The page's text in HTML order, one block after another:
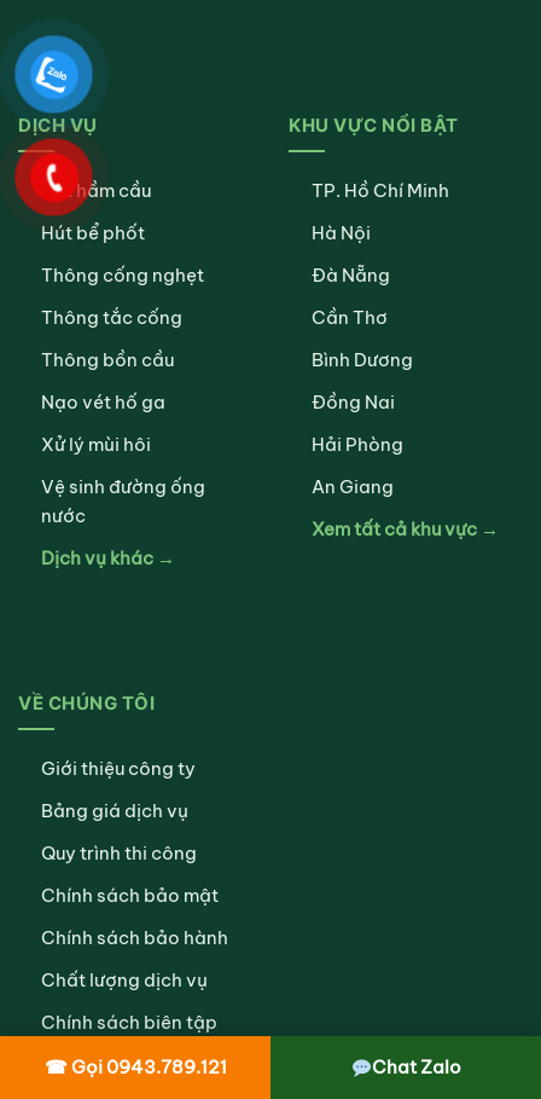
DỊCH VỤ
Hút hầm cầu
Hút bể phốt
Thông cống nghẹt
Thông tắc cống
Thông bồn cầu
Nạo vét hố ga
Xử lý mùi hôi
Vệ sinh đường ống
nước
Dịch vụ khác →
KHU VỰC NỔI BẬT
TP. Hồ Chí Minh
Hà Nội
Đà Nẵng
Cần Thơ
Bình Dương
Đồng Nai
Hải Phòng
An Giang
Xem tất cả khu vực →
VỀ CHÚNG TÔI
Giới thiệu công ty
Bảng giá dịch vụ
Quy trình thi công
Chính sách bảo mật
Chính sách bảo hành
Chất lượng dịch vụ
Chính sách biên tập
Hình thức thanh toán
☎ Gọi 0943.789.121 Chat Zalo